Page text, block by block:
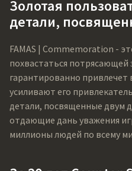
Золотая
детали,
FAMAS | Commemoration -
похвастаться потрясающей
гарантированно
усиливают его
детали, посвященные двум
отдающие дань уважения
миллионы людей по всему